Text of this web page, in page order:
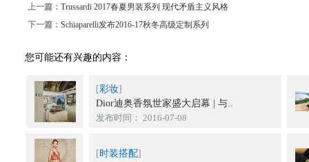
上一篇：Trussardi 2017春夏男装系列 现代矛盾主义风格
下一篇：Schiaparelli发布2016-17秋冬高级定制系列
您可能还有兴趣的内容：
[彩妆]
Dior迪奥香氛世家盛大启幕 | 与..
发布时间： 2016-07-08
[时装搭配]